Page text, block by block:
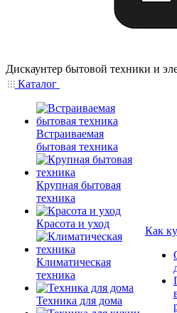
Дискаунтер бытовой техники и
Каталог
Встраиваемая
бытовая техника
Крупная бытовая
техника
Красота и уход
Климатическая
техника
Техника для дома
Как